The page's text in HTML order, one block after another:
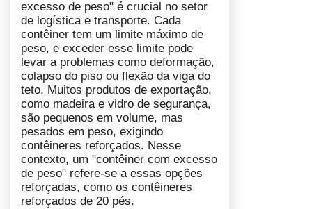
excesso de peso" é crucial no setor
de logística e transporte. Cada
contêiner tem um limite máximo de
peso, e exceder esse limite pode
levar a problemas como deformação,
colapso do piso ou flexão da viga do
teto. Muitos produtos de exportação,
como madeira e vidro de segurança,
são pequenos em volume, mas
pesados em peso, exigindo
contêineres reforçados. Nesse
contexto, um "contêiner com excesso
de peso" refere-se a essas opções
reforçadas, como os contêineres
reforçados de 20 pés.